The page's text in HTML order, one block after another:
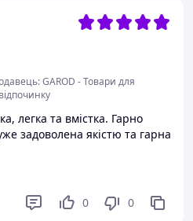
GAROD - Товари для
легка та вмістка. Гарно
задоволена якістю та гарна
0 0